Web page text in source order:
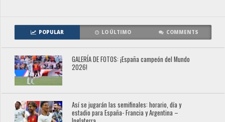
POPULAR LO ÚLTIMO COMMENTS
GALERÍA DE FOTOS: ¡España campeón del Mundo
2026!
Así se jugarán las semifinales: horario, día y
estadio para España- Francia y Argentina –